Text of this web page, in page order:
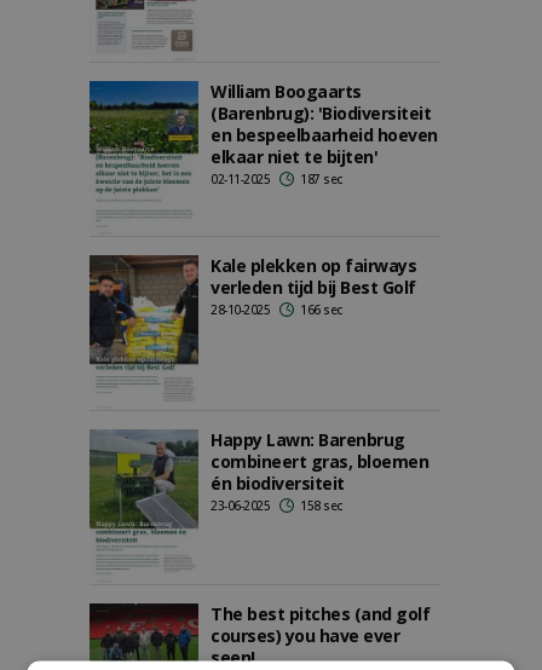
William Boogaarts
(Barenbrug): 'Biodiversiteit
en bespeelbaarheid hoeven
elkaar niet te bijten'
02-11-2025 187 sec
Kale plekken op fairways
verleden tijd bij Best Golf
28-10-2025 166 sec
Happy Lawn: Barenbrug
combineert gras, bloemen
én biodiversiteit
23-06-2025 158 sec
The best pitches (and golf
courses) you have ever
seen!